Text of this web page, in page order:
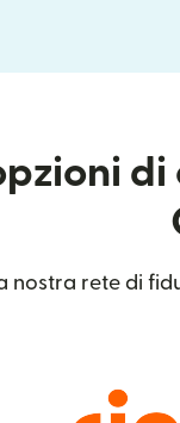
nostra rete di